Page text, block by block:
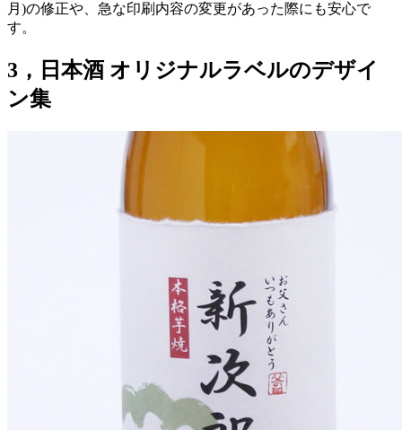
月)の修正や、急な印刷内容の変更があった際にも安心で
す。
3，日本酒 オリジナルラベルのデザイ
ン集